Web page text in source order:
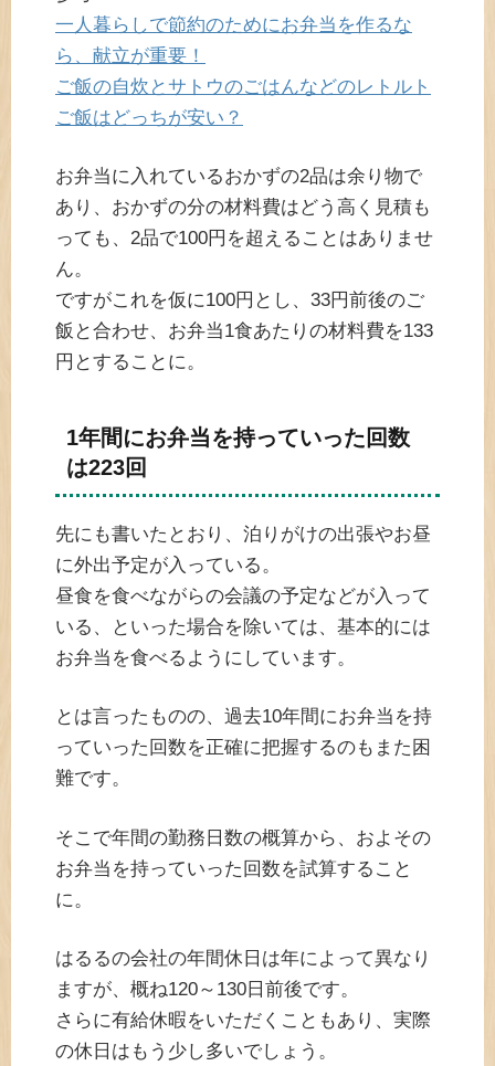
一人暮らしで節約のためにお弁当を作るな
ら、献立が重要！
ご飯の自炊とサトウのごはんなどのレトルト
ご飯はどっちが安い？
お弁当に入れているおかずの2品は余り物で
あり、おかずの分の材料費はどう高く見積も
っても、2品で100円を超えることはありませ
ん。
ですがこれを仮に100円とし、33円前後のご
飯と合わせ、お弁当1食あたりの材料費を133
円とすることに。
1年間にお弁当を持っていった回数
は223回
先にも書いたとおり、泊りがけの出張やお昼
に外出予定が入っている。
昼食を食べながらの会議の予定などが入って
いる、といった場合を除いては、基本的には
お弁当を食べるようにしています。
とは言ったものの、過去10年間にお弁当を持
っていった回数を正確に把握するのもまた困
難です。
そこで年間の勤務日数の概算から、およその
お弁当を持っていった回数を試算すること
に。
はるるの会社の年間休日は年によって異なり
ますが、概ね120～130日前後です。
さらに有給休暇をいただくこともあり、実際
の休日はもう少し多いでしょう。